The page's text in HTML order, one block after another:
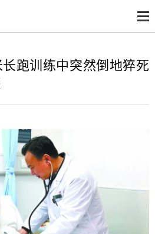
长跑训练中突然倒地猝死